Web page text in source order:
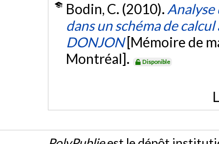
Bodin, C. (2010).
dans un schéma de
DONJON [Mémoire de
Montréal].
Disponible